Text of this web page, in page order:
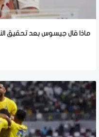
ماذا قال جيسوس بعد تحقيق